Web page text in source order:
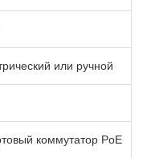
или ручной
коммутатор PoE